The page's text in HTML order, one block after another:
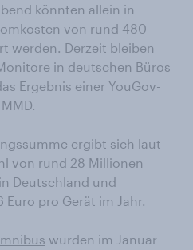
könnten allein in
von rund 480
werden. Derzeit bleiben
in deutschen Büros
Ergebnis einer YouGov-
ergibt sich laut
von rund 28 Millionen
Deutschland und
pro Gerät im Jahr.
wurden im Januar